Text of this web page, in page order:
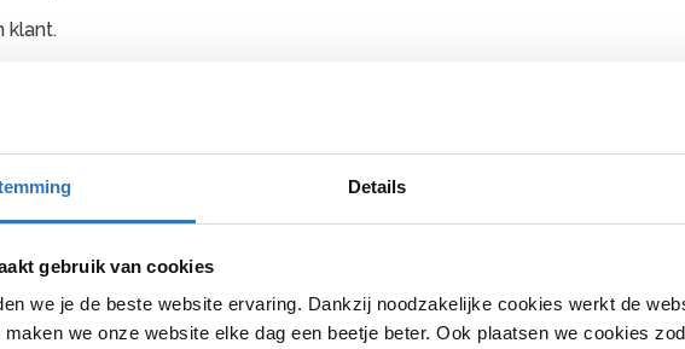
Details
gebruik van cookies
we je de beste website ervaring. Dankzij noodzakelijke cookies werkt de
we onze website elke dag een beetje beter. Ook plaatsen we cookies
klant.
verwachten?
werken.